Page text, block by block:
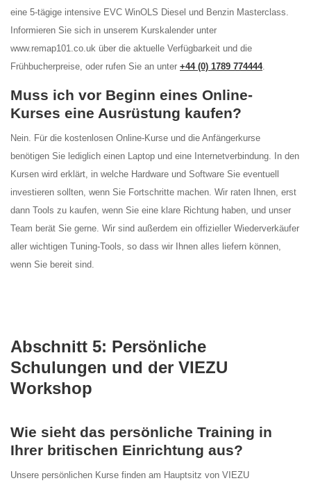
eine 5-tägige intensive EVC WinOLS Diesel und Benzin Masterclass.
Informieren Sie sich in unserem Kurskalender unter
www.remap101.co.uk über die aktuelle Verfügbarkeit und die
Frühbucherpreise, oder rufen Sie an unter +44 (0) 1789 774444.
Muss ich vor Beginn eines Online-
Kurses eine Ausrüstung kaufen?
Nein. Für die kostenlosen Online-Kurse und die Anfängerkurse
benötigen Sie lediglich einen Laptop und eine Internetverbindung. In den
Kursen wird erklärt, in welche Hardware und Software Sie eventuell
investieren sollten, wenn Sie Fortschritte machen. Wir raten Ihnen, erst
dann Tools zu kaufen, wenn Sie eine klare Richtung haben, und unser
Team berät Sie gerne. Wir sind außerdem ein offizieller Wiederverkäufer
aller wichtigen Tuning-Tools, so dass wir Ihnen alles liefern können,
wenn Sie bereit sind.
Abschnitt 5: Persönliche
Schulungen und der VIEZU
Workshop
Wie sieht das persönliche Training in
Ihrer britischen Einrichtung aus?
Unsere persönlichen Kurse finden am Hauptsitz von VIEZU